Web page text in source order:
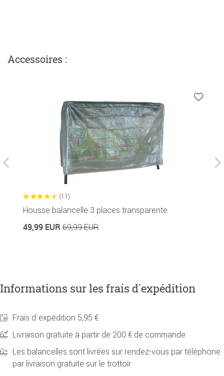
Accessoires :
(11)
Housse balancelle 3 places transparente
49,99 EUR 69,99 EUR
Informations sur les frais d´expédition
Frais d´expédition 5,95 €
Livraison gratuite à partir de 200 € de commande
Les balancelles sont livrées sur rendez-vous par téléphone
par livraison gratuite sur le trottoir